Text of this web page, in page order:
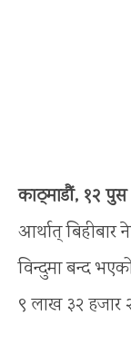
काठ्माडौं, १२
आर्थात्
विन्दुमा बन्द
९ लाख ३२ हजार